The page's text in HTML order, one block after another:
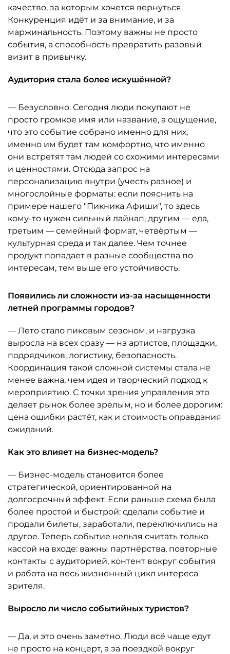
качество, за которым хочется вернуться.
Конкуренция идёт и за внимание, и за
маржинальность. Поэтому важны не просто
события, а способность превратить разовый
визит в привычку.
Аудитория стала более искушённой?
— Безусловно. Сегодня люди покупают не
просто громкое имя или название, а ощущение,
что это событие собрано именно для них,
именно им будет там комфортно, что именно
они встретят там людей со схожими интересами
и ценностями. Отсюда запрос на
персонализацию внутри (учесть разное) и
многослойные форматы: если пояснить на
примере нашего "Пикника Афиши", то здесь
кому-то нужен сильный лайнап, другим — еда,
третьим — семейный формат, четвёртым —
культурная среда и так далее. Чем точнее
продукт попадает в разные сообщества по
интересам, тем выше его устойчивость.
Появились ли сложности из-за насыщенности
летней программы городов?
— Лето стало пиковым сезоном, и нагрузка
выросла на всех сразу — на артистов, площадки,
подрядчиков, логистику, безопасность.
Координация такой сложной системы стала не
менее важна, чем идея и творческий подход к
мероприятию. С точки зрения управления это
делает рынок более зрелым, но и более дорогим:
цена ошибки растёт, как и стоимость оправдания
ожиданий.
Как это влияет на бизнес-модель?
— Бизнес-модель становится более
стратегической, ориентированной на
долгосрочный эффект. Если раньше схема была
более простой и быстрой: сделали событие и
продали билеты, заработали, переключились на
другое. Теперь событие нельзя считать только
кассой на входе: важны партнёрства, повторные
контакты с аудиторией, контент вокруг события
и работа на весь жизненный цикл интереса
зрителя.
Выросло ли число событийных туристов?
— Да, и это очень заметно. Люди всё чаще едут
не просто на концерт, а за поездкой вокруг